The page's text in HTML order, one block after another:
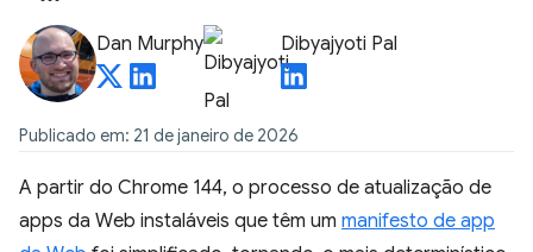
Dan Murphy Dibyajyoti Pal
Publicado em: 21 de janeiro de 2026
A partir do Chrome 144, o processo de atualização de
apps da Web instaláveis que têm um manifesto de app